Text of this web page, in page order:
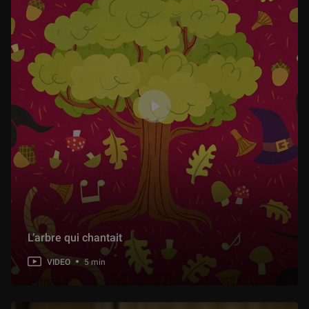
Une coupe en récompense
Le Sarcophage maudit
1 min
Le voyage du guerrier
1 min
Le casque de Charles VI
L’arbre qui chantait
VIDEO 5 min